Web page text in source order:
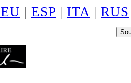
| ESP | ITA | RUS